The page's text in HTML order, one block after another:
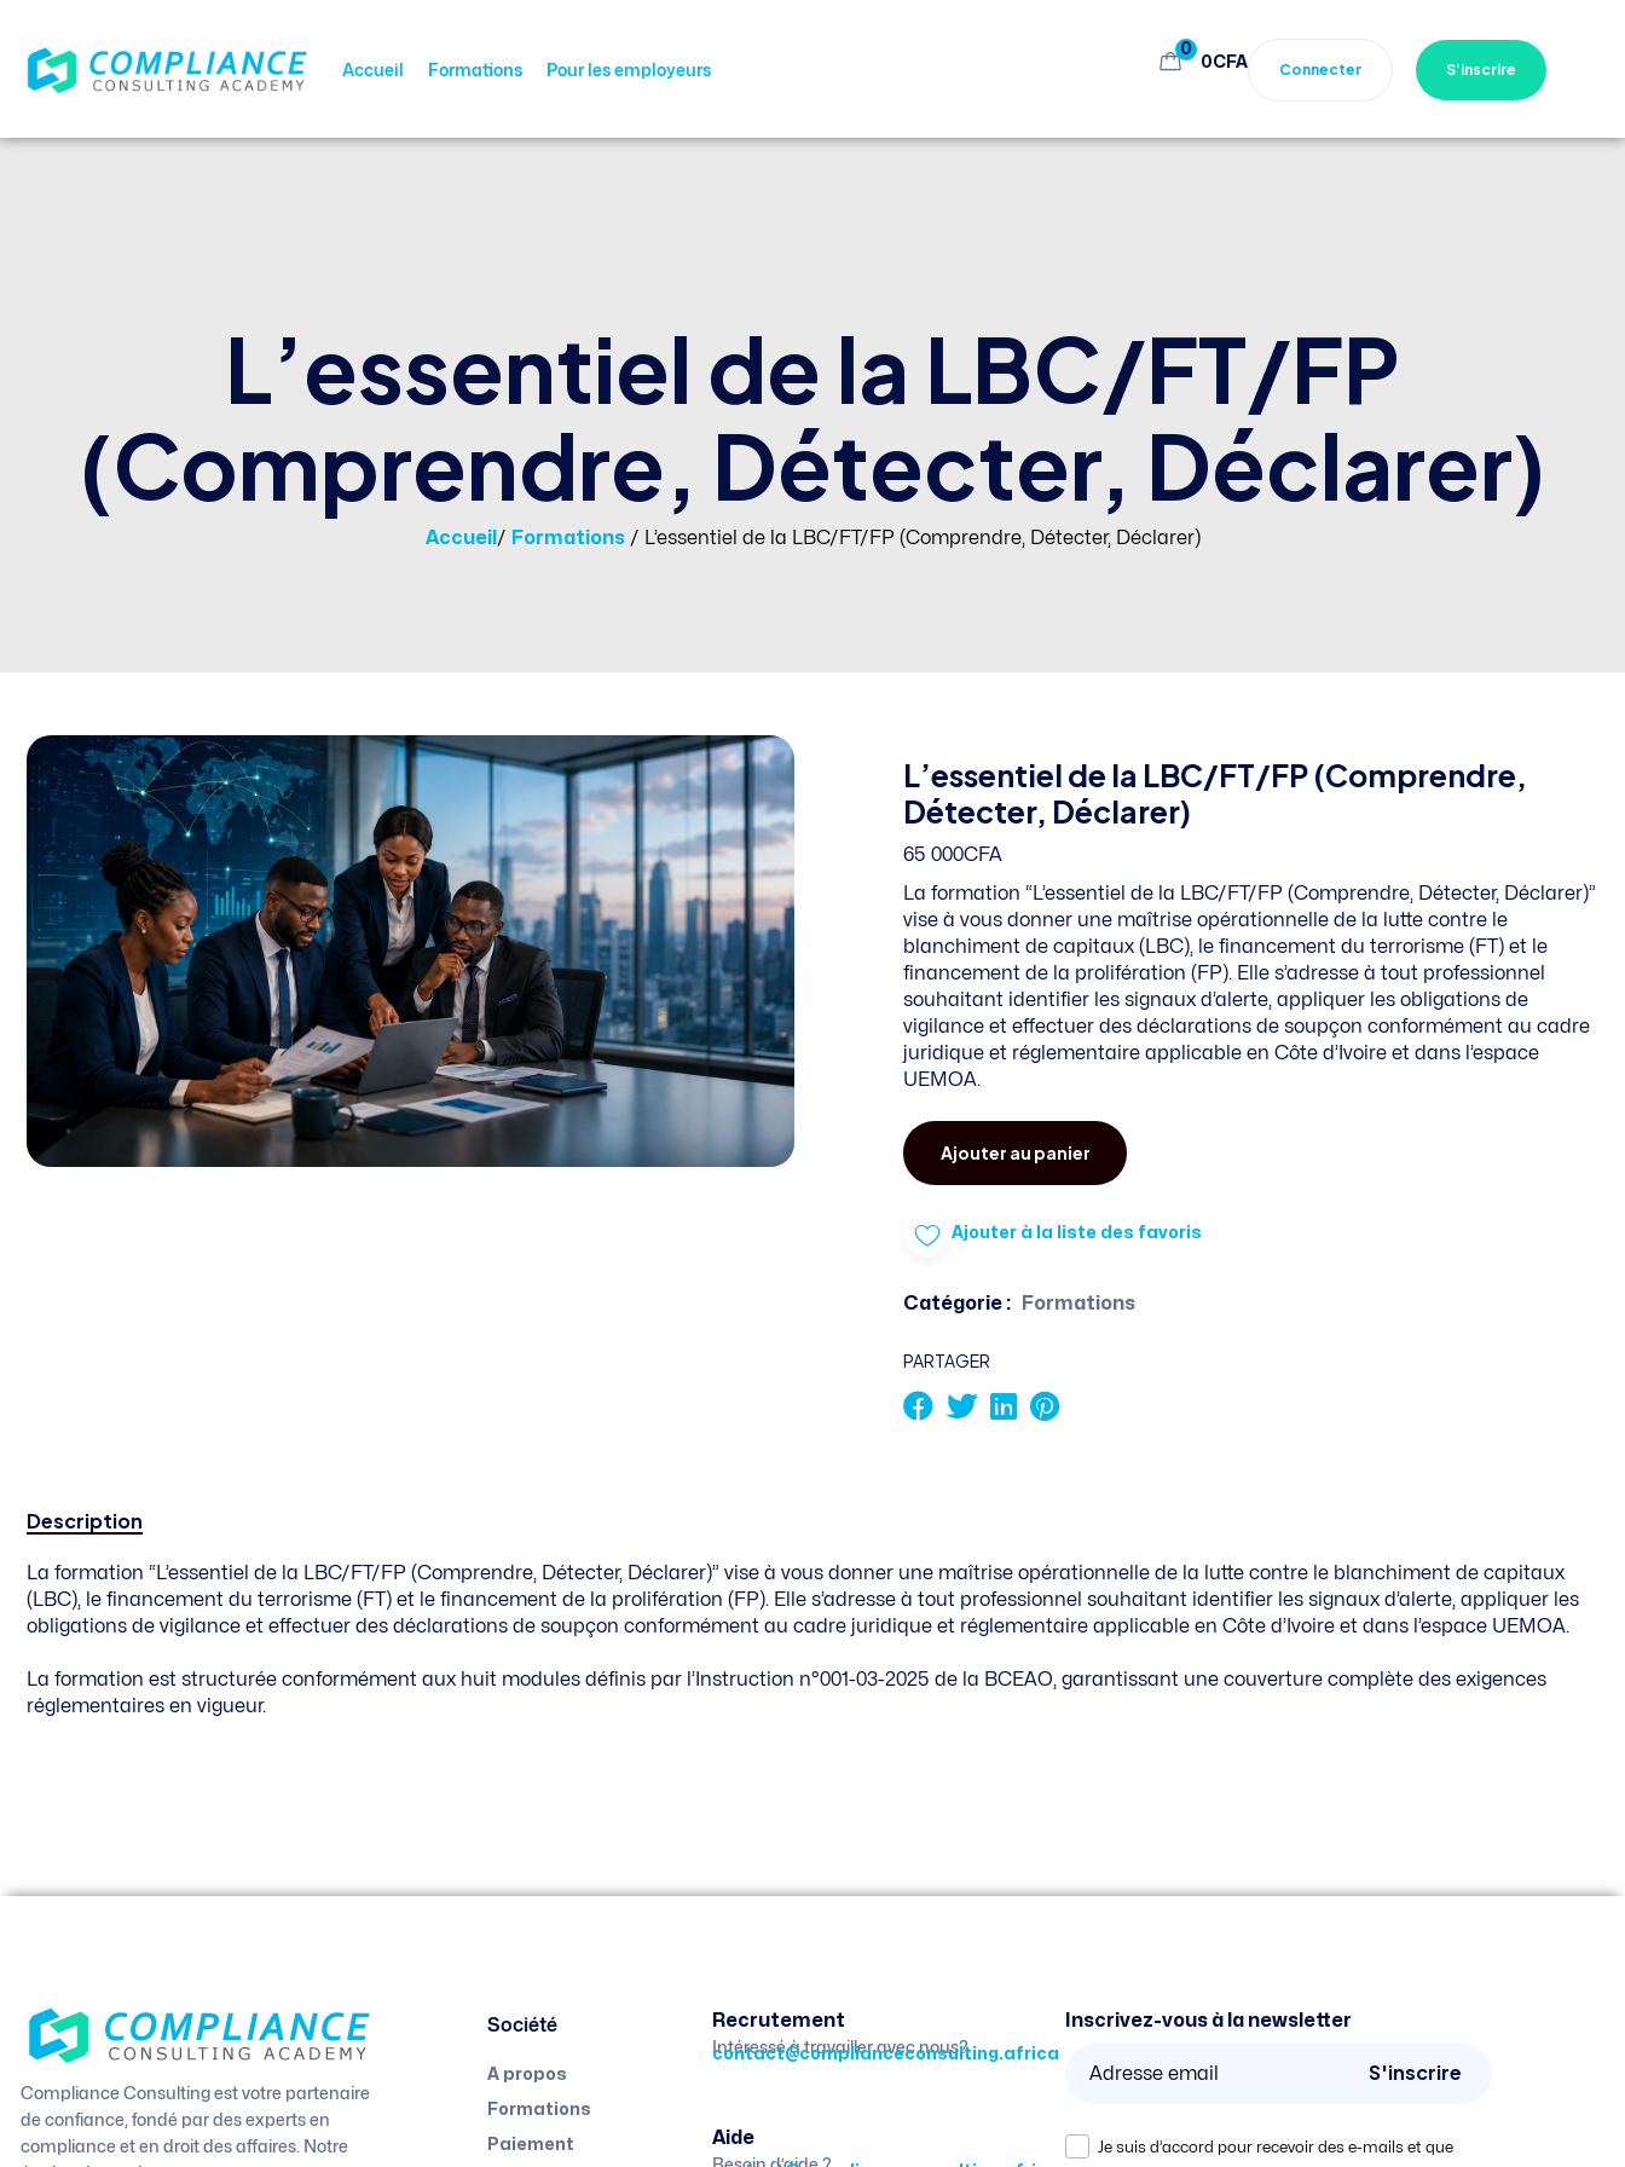
Accueil Formations Pour les employeurs
0
0CFA Connecter S'inscrire
L’essentiel de la LBC/FT/FP
(Comprendre, Détecter, Déclarer)
Accueil / Formations / L’essentiel de la LBC/FT/FP (Comprendre, Détecter, Déclarer)
L’essentiel de la LBC/FT/FP (Comprendre,
Détecter, Déclarer)
65 000CFA
La formation “L’essentiel de la LBC/FT/FP (Comprendre, Détecter, Déclarer)”
vise à vous donner une maîtrise opérationnelle de la lutte contre le
blanchiment de capitaux (LBC), le financement du terrorisme (FT) et le
financement de la prolifération (FP). Elle s’adresse à tout professionnel
souhaitant identifier les signaux d’alerte, appliquer les obligations de
vigilance et effectuer des déclarations de soupçon conformément au cadre
juridique et réglementaire applicable en Côte d’Ivoire et dans l’espace
UEMOA.
Ajouter au panier
Ajouter à la liste des favoris
Catégorie : Formations
PARTAGER
Description
La formation “L’essentiel de la LBC/FT/FP (Comprendre, Détecter, Déclarer)” vise à vous donner une maîtrise opérationnelle de la lutte contre le blanchiment de capitaux
(LBC), le financement du terrorisme (FT) et le financement de la prolifération (FP). Elle s’adresse à tout professionnel souhaitant identifier les signaux d’alerte, appliquer les
obligations de vigilance et effectuer des déclarations de soupçon conformément au cadre juridique et réglementaire applicable en Côte d’Ivoire et dans l’espace UEMOA.
La formation est structurée conformément aux huit modules définis par l’Instruction n°001-03-2025 de la BCEAO, garantissant une couverture complète des exigences
réglementaires en vigueur.
Compliance Consulting est votre partenaire
de confiance, fondé par des experts en
compliance et en droit des affaires. Notre
Société
A propos
Formations
Paiement
Recrutement
Intéressé à travailler avec nous?
contact@complianceconsulting.africa
Aide
Inscrivez-vous à la newsletter
S'inscrire
Je suis d’accord pour recevoir des e-mails et que